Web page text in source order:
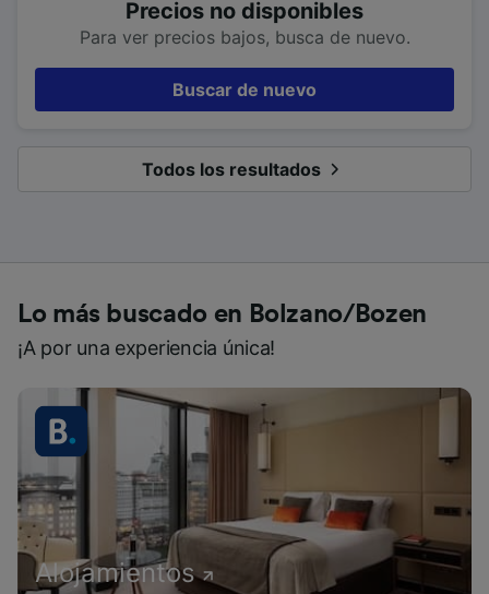
Precios no disponibles
Para ver precios bajos, busca de nuevo.
Buscar de nuevo
Todos los resultados
Lo más buscado en Bolzano/Bozen
¡A por una experiencia única!
Alojamientos